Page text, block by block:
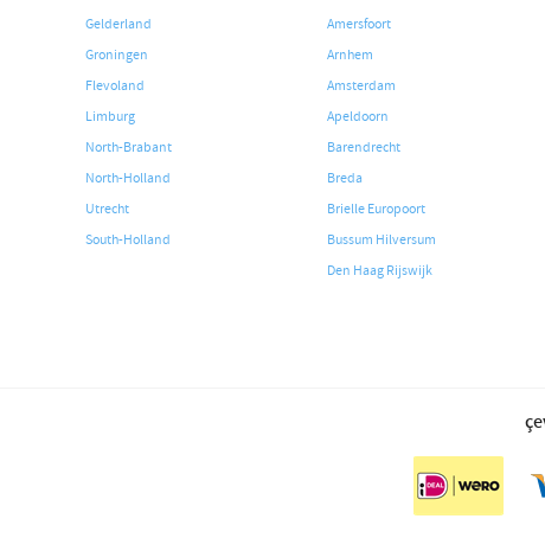
Gelderland
Groningen
Flevoland
Limburg
North-Brabant
North-Holland
Utrecht
South-Holland
Amersfoort
Arnhem
Amsterdam
Apeldoorn
Barendrecht
Breda
Brielle Europoort
Bussum Hilversum
Den Haag Rijswijk